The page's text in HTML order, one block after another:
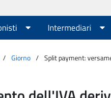
Intermediari
Giorno Split payment: